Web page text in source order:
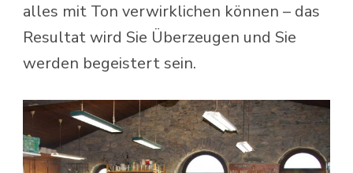
alles mit Ton verwirklichen können – das
Resultat wird Sie Überzeugen und Sie
werden begeistert sein.